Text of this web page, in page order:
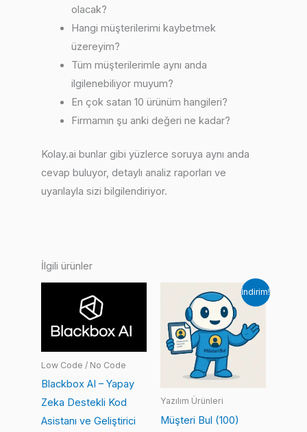
olacak?
Hangi müşterilerimi kaybetmek
üzereyim?
Tüm müşterilerimle aynı anda
ilgilenebiliyor muyum?
En çok satan 10 ürünüm hangileri?
Firmamın şu anki değeri ne kadar?
Kolay.ai bunlar gibi yüzlerce soruya aynı anda
cevap buluyor, detaylı analiz raporları ve
uyarılayla sizi bilgilendiriyor.
İlgili ürünler
Low Code / No Code
Blackbox AI – Yapay
Zeka Destekli Kod
Asistanı ve Geliştirici
İndirim!
Yazılım Ürünleri
Müşteri Bul (100)